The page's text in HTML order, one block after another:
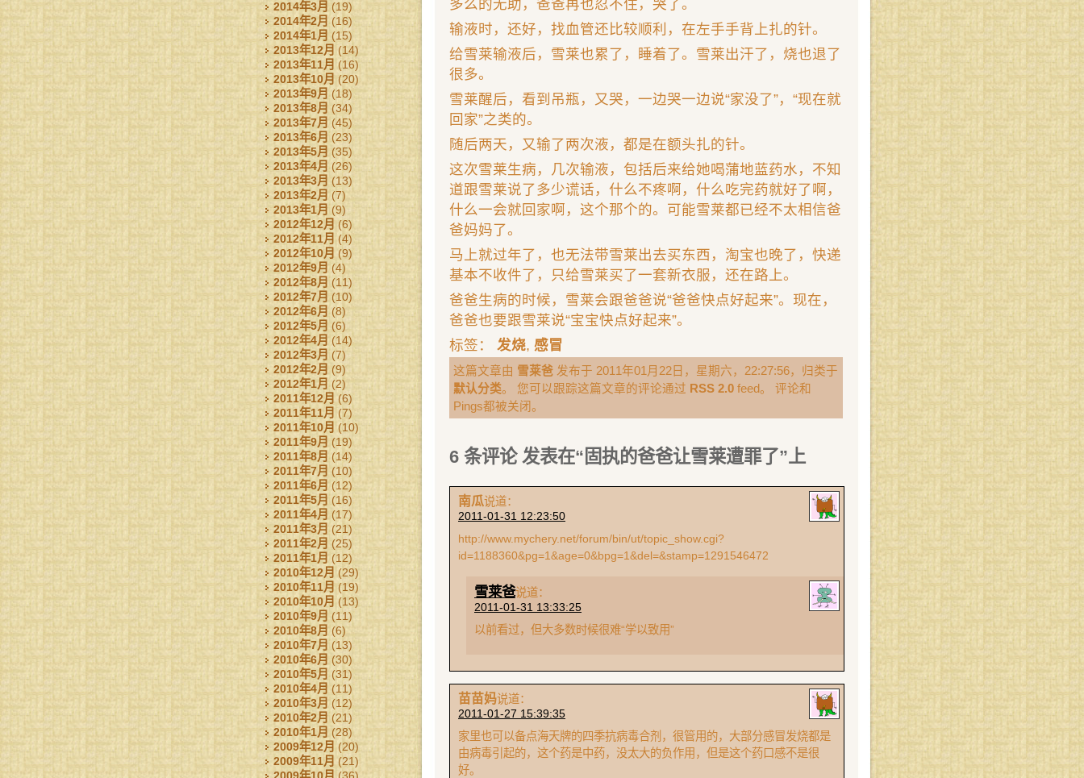
2014年3月 (19)
2014年2月 (16)
2014年1月 (15)
2013年12月 (14)
2013年11月 (16)
2013年10月 (20)
2013年9月 (18)
2013年8月 (34)
2013年7月(45)
2013年6月 (23)
2013年5月 (35)
2013年4月 (26)
2013年3月 (13)
2013年2月(7)
2013年1月 (9)
2012年12月 (6)
2012年11月 (4)
2012年10月 (9)
2012年9月(4)
2012年8月 (11)
2012年7月 (10)
2012年6月 (8)
2012年5月 (6)
2012年4月(14)
2012年3月 (7)
2012年2月 (9)
2012年1月 (2)
2011年12月 (6)
2011年11月 (7)
2011年10月 (10)
2011年9月 (19)
2011年8月 (14)
2011年7月 (10)
2011年6月(12)
2011年5月 (16)
2011年4月 (17)
2011年3月 (21)
2011年2月 (25)
2011年1月(12)
2010年12月 (29)
2010年11月 (19)
2010年10月 (13)
2010年9月 (11)
2010年8月(6)
2010年7月 (13)
2010年6月 (30)
2010年5月 (31)
2010年4月 (11)
2010年3月(12)
2010年2月 (21)
2010年1月 (28)
2009年12月 (20)
2009年11月 (21)
多么的无助，爸爸再也忍不住，哭了。
输液时，还好，找血管还比较顺利，在左手手背上扎的针。
给雪莱输液后，雪莱也累了，睡着了。雪莱出汗了，烧也退了
很多。
雪莱醒后，看到吊瓶，又哭，一边哭一边说“家没了”，“现在就
回家”之类的。
随后两天，又输了两次液，都是在额头扎的针。
这次雪莱生病，几次输液，包括后来给她喝蒲地蓝药水，不知
道跟雪莱说了多少谎话，什么不疼啊，什么吃完药就好了啊，
什么一会就回家啊，这个那个的。可能雪莱都已经不太相信爸
爸妈妈了。
马上就过年了，也无法带雪莱出去买东西，淘宝也晚了，快递
基本不收件了，只给雪莱买了一套新衣服，还在路上。
爸爸生病的时候，雪莱会跟爸爸说“爸爸快点好起来”。现在，
爸爸也要跟雪莱说“宝宝快点好起来”。
标签： 发烧, 感冒
这篇文章由 雪莱爸 发布于 2011年01月22日，星期六，22:27:56，归类于
默认分类。 您可以跟踪这篇文章的评论通过 RSS 2.0 feed。 评论和
Pings都被关闭。
6 条评论 发表在“固执的爸爸让雪莱遭罪了”上
南瓜说道：
2011-01-31 12:23:50
http://www.mychery.net/forum/bin/ut/topic_show.cgi?
id=1188360&pg=1&age=0&bpg=1&del=&stamp=1291546472
雪莱爸说道：
2011-01-31 13:33:25
以前看过，但大多数时候很难“学以致用”
苗苗妈说道：
2011-01-27 15:39:35
家里也可以备点海天牌的四季抗病毒合剂，很管用的，大部分感冒发烧都是
由病毒引起的，这个药是中药，没太大的负作用，但是这个药口感不是很
好。